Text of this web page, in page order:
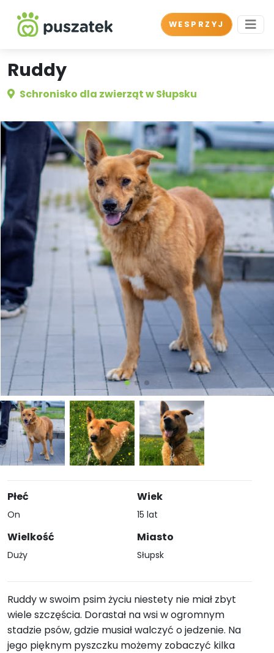
WESPRZYJ
Ruddy
Schronisko dla zwierząt w Słupsku
Płeć
On
Wielkość
Duży
Wiek
15 lat
Miasto
Słupsk
Ruddy w swoim psim życiu niestety nie miał zbyt
wiele szczęścia. Dorastał na wsi w ogromnym
stadzie psów, gdzie musiał walczyć o jedzenie. Na
jego pięknym pyszczku możemy zobaczyć kilka